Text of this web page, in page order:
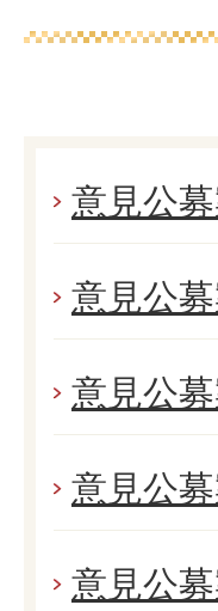
意見公
意見公
意見公
意見公
意見公